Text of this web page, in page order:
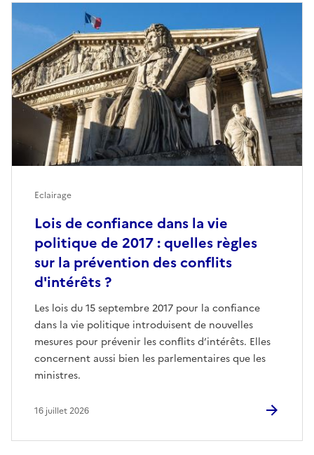
Lois de confiance dans la vie
politique de 2017 : quelles règles
sur la prévention des conflits
d'intérêts ?
Les lois du 15 septembre 2017 pour la confiance
dans la vie politique introduisent de nouvelles
mesures pour prévenir les conflits d’intérêts. Elles
concernent aussi bien les parlementaires que les
ministres.
Eclairage
16 juillet 2026